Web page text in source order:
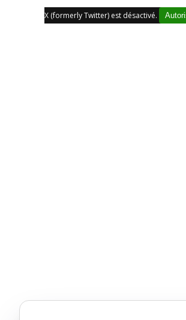
X (formerly Twitter) est désactivé.